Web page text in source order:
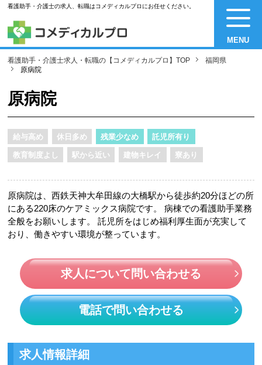
看護助手・介護士の求人、転職はコメディカルプロにお任せください。
MENU
看護助手・介護士求人・転職の【コメディカルプロ】TOP
福岡県
原病院
原病院
給与高め 休日多め 残業少なめ 託児所有り
教育制度よし 駅から近い 建物キレイ 寮あり
原病院は、西鉄天神大牟田線の大橋駅から徒歩約20分ほどの所
にある220床のケアミックス病院です。 病棟での看護助手業務
全般をお願いします。 託児所をはじめ福利厚生面が充実して
おり、働きやすい環境が整っています。
求人について問い合わせる
電話で問い合わせる
求人情報詳細